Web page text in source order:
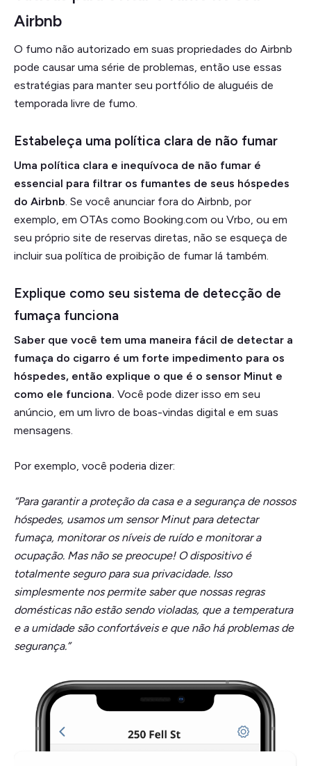
Airbnb
O fumo não autorizado em suas propriedades do Airbnb
pode causar uma série de problemas, então use essas
estratégias para manter seu portfólio de aluguéis de
temporada livre de fumo.
Estabeleça uma política clara de não fumar
Uma política clara e inequívoca de não fumar é
essencial para filtrar os fumantes de seus hóspedes
do Airbnb. Se você anunciar fora do Airbnb, por
exemplo, em OTAs como Booking.com ou Vrbo, ou em
seu próprio site de reservas diretas, não se esqueça de
incluir sua política de proibição de fumar lá também.
Explique como seu sistema de detecção de
fumaça funciona
Saber que você tem uma maneira fácil de detectar a
fumaça do cigarro é um forte impedimento para os
hóspedes, então explique o que é o sensor Minut e
como ele funciona. Você pode dizer isso em seu
anúncio, em um livro de boas-vindas digital e em suas
mensagens.
Por exemplo, você poderia dizer:
“Para garantir a proteção da casa e a segurança de nossos
hóspedes, usamos um sensor Minut para detectar
fumaça, monitorar os níveis de ruído e monitorar a
ocupação. Mas não se preocupe! O dispositivo é
totalmente seguro para sua privacidade. Isso
simplesmente nos permite saber que nossas regras
domésticas não estão sendo violadas, que a temperatura
e a umidade são confortáveis e que não há problemas de
segurança.”